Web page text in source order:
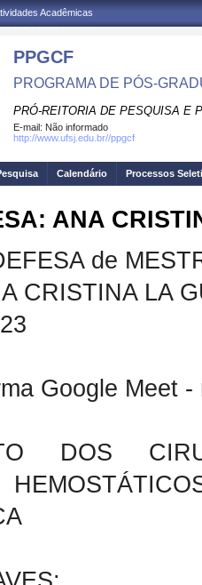
Acadêmicas
PPGCF
PROGRAMA DE PÓS-
PRÓ-REITORIA DE PESQUISA E
E-mail: Não informado
http://www.ufsj.edu.br//ppgcf
Calendário Processos
ANA
de
CRISTINA LA
Google Meet
DOS